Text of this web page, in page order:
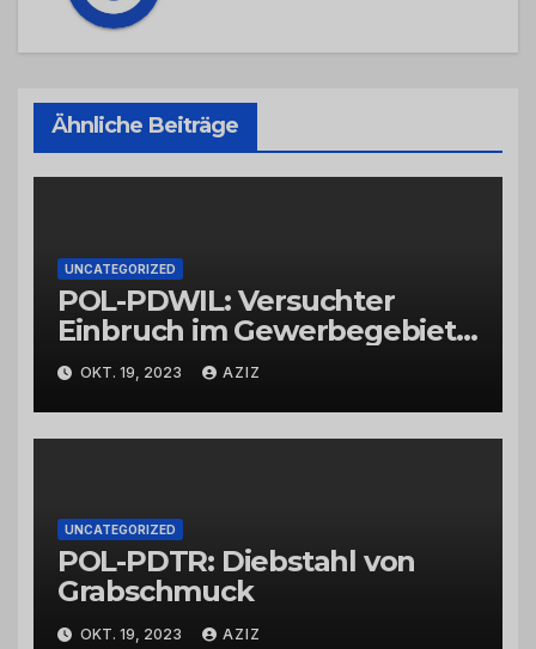
Ähnliche Beiträge
UNCATEGORIZED
POL-PDWIL: Versuchter
Einbruch im Gewerbegebiet
Wittlich
OKT. 19, 2023 AZIZ
UNCATEGORIZED
POL-PDTR: Diebstahl von
Grabschmuck
OKT. 19, 2023 AZIZ